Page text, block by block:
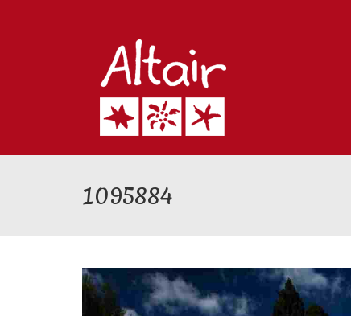
1095884